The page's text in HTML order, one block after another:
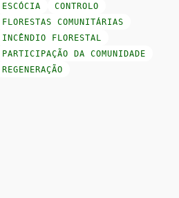
ESCÓCIA
CONTROLO
FLORESTAS COMUNITÁRIAS
INCÊNDIO FLORESTAL
PARTICIPAÇÃO DA COMUNIDADE
REGENERAÇÃO